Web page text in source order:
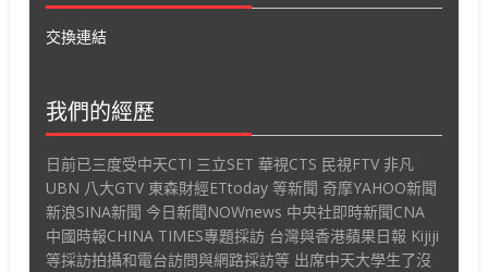
交換連結
我們的經歷
日前已三度受中天CTI 三立SET 華視CTS 民視FTV 非凡
UBN 八大GTV 東森財經ETtoday 等新聞 奇摩YAHOO新聞
新浪SINA新聞 今日新聞NOWnews 中央社即時新聞CNA
中國時報CHINA TIMES專題採訪 台灣與香港蘋果日報 Kijiji
等採訪拍攝和電台訪問與網路採訪等 出席中天大學生了沒